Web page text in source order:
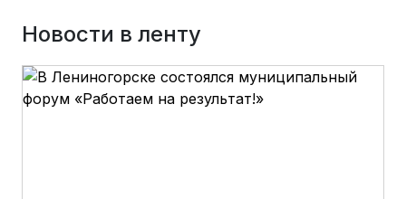
Новости в ленту